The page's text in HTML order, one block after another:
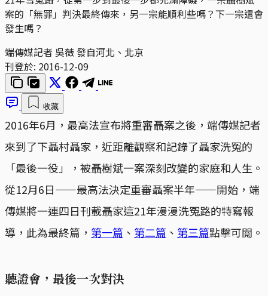
案的「無罪」判決最終傳來，另一宗能順利些嗎？下一宗還會
發生嗎？
端傳媒記者 吳薇 發自河北、北京
刊登於: 2016-12-09
收藏
2016年6月，最高法宣布將重審聶案之後，端傳媒記者
來到了下聶村聶家，近距離觀察和記錄了聶家洗冤的
「最後一役」，被聶樹斌一案深刻改變的家庭和人生。
從12月6日——最高法決定重審聶案半年——開始，端
傳媒將一連四日刊載聶家這21年漫漫洗冤路的特寫報
導，此為最終篇， 第一篇 、 第二篇 、 第三篇點擊可閲。
聽證會，最後一次對決